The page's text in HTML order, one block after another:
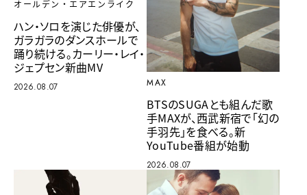
オールデン・エアエンライク
ハン・ソロを演じた俳優が、
ガラガラのダンスホールで
踊り続ける。カーリー・レイ・
ジェプセン新曲MV
2026.08.07 MAX
BTSのSUGAとも組んだ歌
手MAXが、西武新宿で「幻の
手羽先」を食べる。新
YouTube番組が始動
2026.08.07